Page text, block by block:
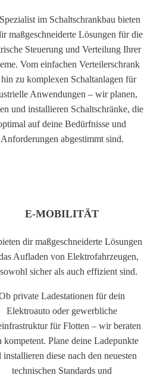
im Schaltschrankbau bieten
maßgeschneiderte Lösungen für die
Steuerung und Verteilung Ihrer
Vom einfachen Verteilerschrank
zu komplexen Schaltanlagen für
Anwendungen – wir planen,
und installieren Schaltschränke, die
auf deine Bedürfnisse und
Anforderungen abgestimmt sind.
E-MOBILITÄT
dir maßgeschneiderte Lösungen
Aufladen von Elektrofahrzeugen,
sicher als auch effizient sind.
private Ladestationen für dein
Elektroauto oder gewerbliche
für Flotten – wir beraten
kompetent. Plane deine Ladepunkte
installieren diese nach den neuesten
technischen Standards und